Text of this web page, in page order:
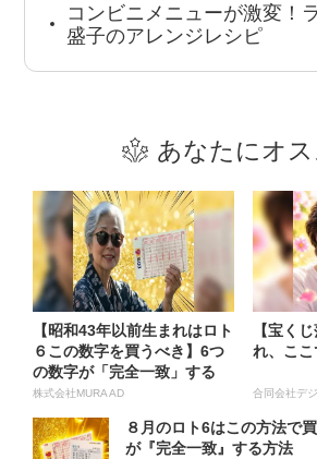
コンビニメニューが激変！
盛子のアレンジレシピ
あなたにオス
【昭和43年以前生まれはロト
６この数字を買うべき】6つ
の数字が「完全一致」する
方...
株式会社MURA AD
【宝く
れ、こ
合同会社デ
８月のロト6はこの方法で
が『完全一致』する方法